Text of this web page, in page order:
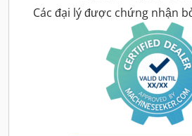
Các đại lý được chứng nhận